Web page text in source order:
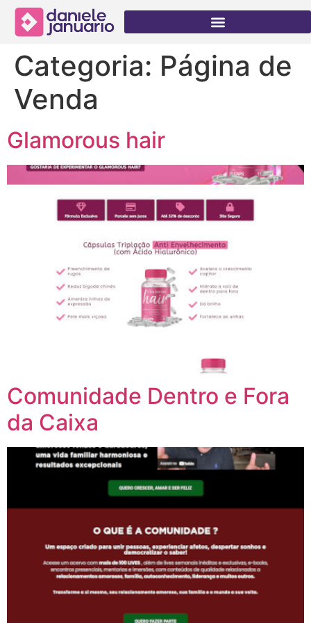
Categoria: Página de
Venda
Glamorous hair
Comunidade Dentro e Fora
da Caixa